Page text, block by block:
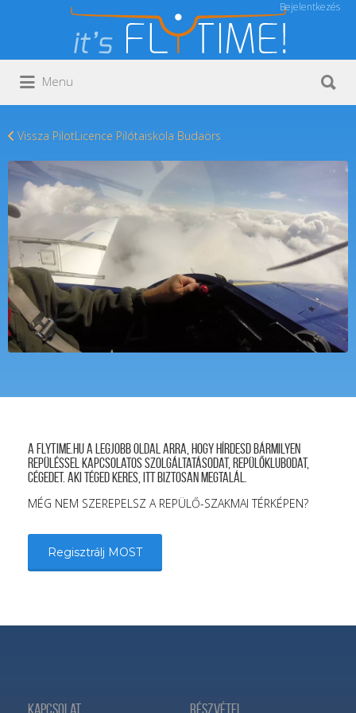
Bejelentkezés
Keresés:
Menu
Vissza PilotLicence Pilótaiskola Budaörs
A FLYTIME.HU a legjobb oldal arra, hogy hírdesd bármilyen
repüléssel kapcsolatos szolgáltatásodat, repülőklubodat,
cégedet. Aki téged keres, itt biztosan megtalál.
MÉG NEM SZEREPELSZ A REPÜLŐ-SZAKMAI TÉRKÉPEN?
Regisztrálj MOST
Kapcsolat Részvétel